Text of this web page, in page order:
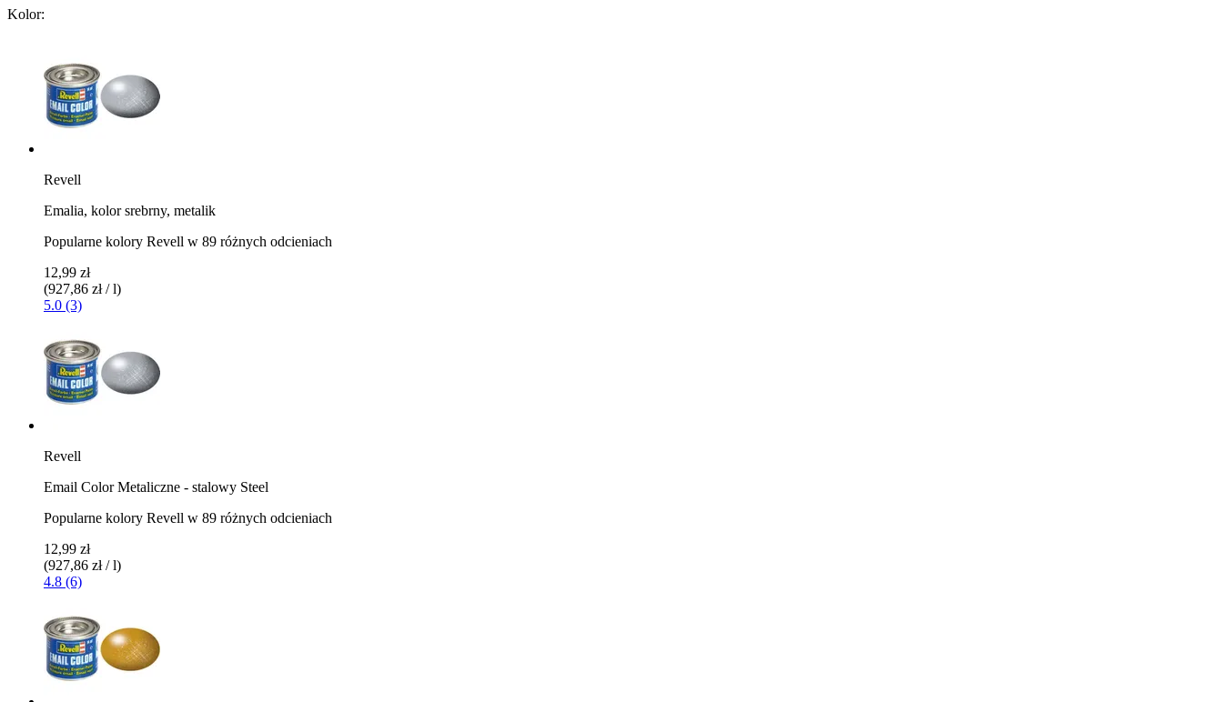
Kolor:
Revell
Emalia, kolor srebrny, metalik
Popularne kolory Revell w 89 różnych odcieniach
12,99 zł
(927,86 zł / l)
5.0 (3)
Revell
Email Color Metaliczne - stalowy Steel
Popularne kolory Revell w 89 różnych odcieniach
12,99 zł
(927,86 zł / l)
4.8 (6)